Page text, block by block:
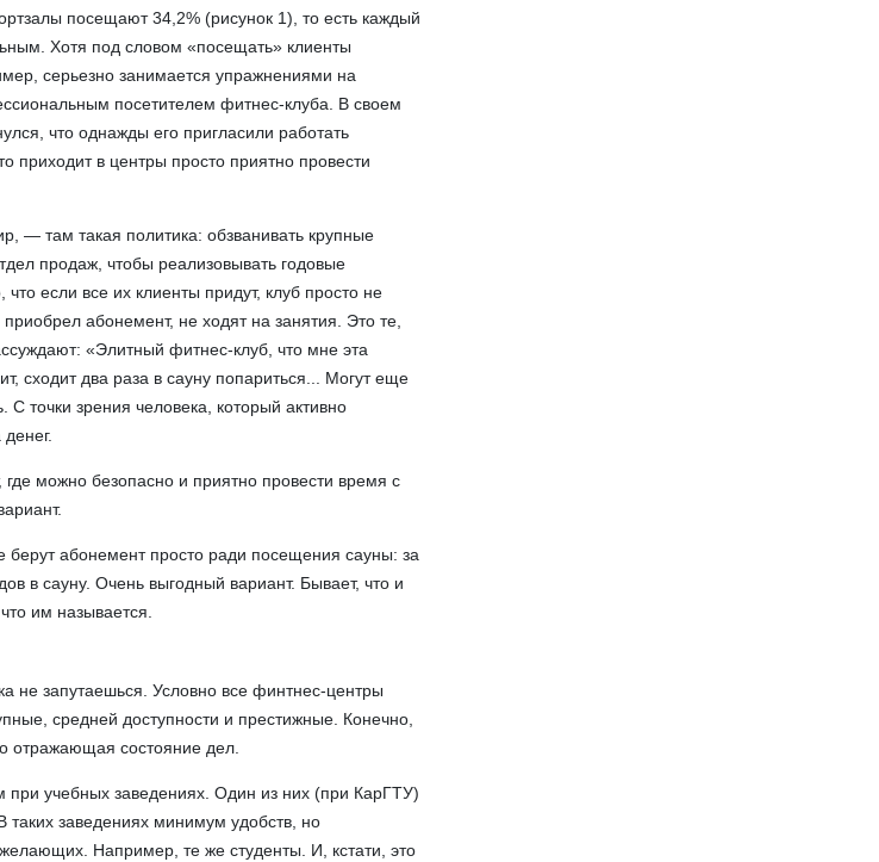
посещают 34,2% (рисунок 1), то есть каждый
Хотя под словом «посещать» клиенты
серьезно занимается упражнениями на
посетителем фитнес-клуба. В своем
что однажды его пригласили работать
приходит в центры просто приятно провести
— там такая политика: обзванивать крупные
продаж, чтобы реализовывать годовые
если все их клиенты придут, клуб просто не
абонемент, не ходят на занятия. Это те,
«Элитный фитнес-клуб, что мне эта
сходит два раза в сауну попариться... Могут еще
точки зрения человека, который активно
где можно безопасно и приятно провести время с
берут абонемент просто ради посещения сауны: за
в сауну. Очень выгодный вариант. Бывает, что и
им называется.
не запутаешься. Условно все финтнес-центры
средней доступности и престижные. Конечно,
отражающая состояние дел.
при учебных заведениях. Один из них (при КарГТУ)
таких заведениях минимум удобств, но
Например, те же студенты. И, кстати, это